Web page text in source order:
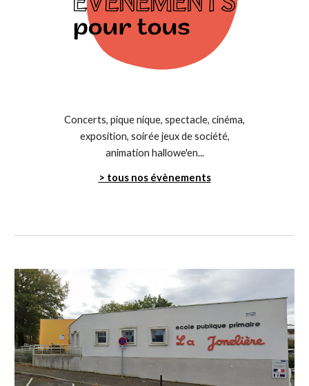
Concerts, pique nique, spectacle, cinéma,
exposition, soirée jeux de société,
animation hallowe'en...
> tous nos évènements